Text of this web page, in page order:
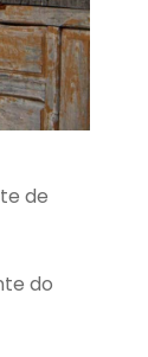
de
do